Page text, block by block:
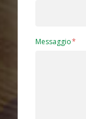
Messaggio